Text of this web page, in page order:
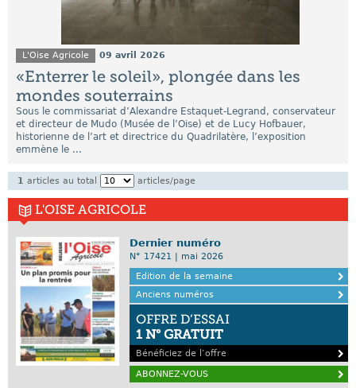
L'Oise Agricole 09 avril 2026
«Enterrer le soleil», plongée dans les
mondes souterrains
Sous le commissariat d’Alexandre Estaquet-Legrand, conservateur
et directeur de Mudo (Musée de l’Oise) et de Lucy Hofbauer,
historienne de l’art et directrice du Quadrilatère, l’exposition
emmène le ...
1 articles au total articles/page
L'OISE AGRICOLE
Dernier numéro
N° 17421 | mai 2026
Edition de la semaine
Anciens numéros
OFFRE D’ESSAI
1 N° GRATUIT
Bénéficiez de l’offre
ABONNEZ-VOUS